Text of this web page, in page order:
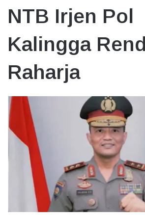
NTB Irjen Pol
Kalingga
Raharja